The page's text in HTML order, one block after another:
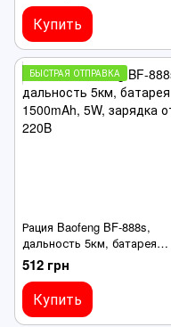
Купить
БЫСТРАЯ ОТПРАВКА
Рация Baofeng BF-888s,
дальность 5км, батарея
1500mAh, 5W, зарядка от
220B
512 грн
Купить